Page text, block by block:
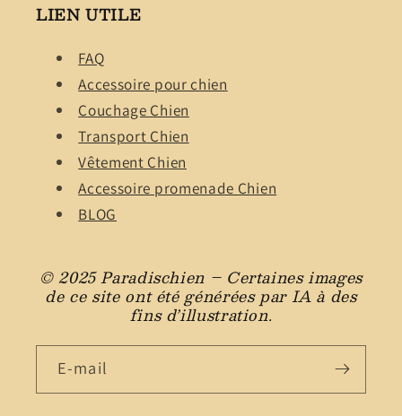
LIEN UTILE
FAQ
Accessoire pour chien
Couchage Chien
Transport Chien
Vêtement Chien
Accessoire promenade Chien
BLOG
© 2025 Paradischien – Certaines images
de ce site ont été générées par IA à des
fins d’illustration.
E-mail